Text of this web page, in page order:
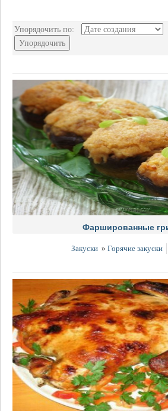
Упорядочить по:
Упорядочить
Фаршированные
Закуски » Горячие закуски